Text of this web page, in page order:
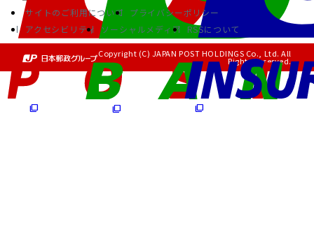
サイトのご利用について
プライバシーポリシー
アクセシビリティ
ソーシャルメディア RSSについて
Copyright (C) JAPAN POST HOLDINGS Co., Ltd. All
Rights Reserved.